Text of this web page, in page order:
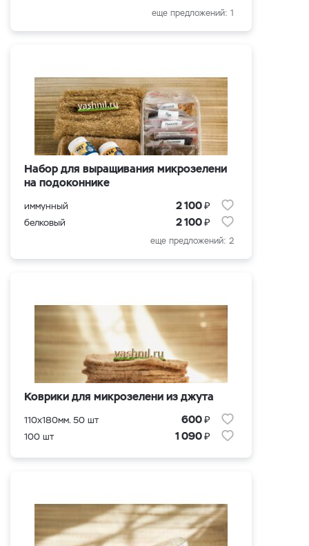
еще предложений: 1
Набор для выращивания микрозелени
на подоконнике
иммунный 2 100₽
белковый 2 100₽
еще предложений: 2
Коврики для микрозелени из джутa
110x180мм. 50 шт 600₽
100 шт 1 090₽